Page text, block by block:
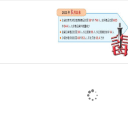
质量发展之路，更需
力和责任担当。此次
以青春之志，回应时